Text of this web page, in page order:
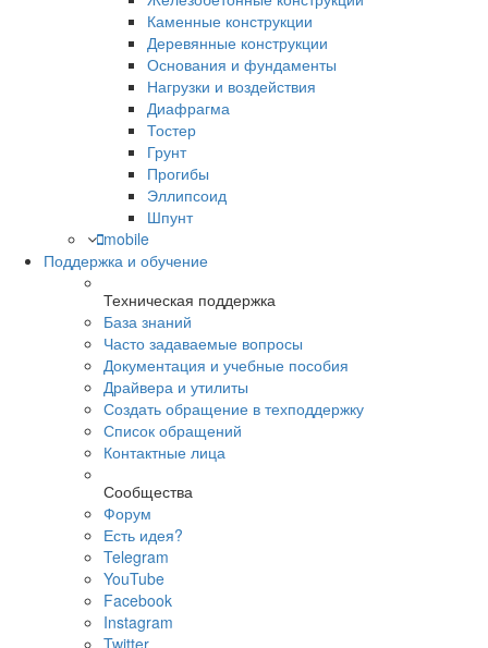
Каменные конструкции
Деревянные конструкции
Основания и фундаменты
Нагрузки и воздействия
Диафрагма
Тостер
Грунт
Прогибы
Эллипсоид
Шпунт
mobile
Поддержка и обучение
Техническая поддержка
База знаний
Часто задаваемые вопросы
Документация и учебные пособия
Драйвера и утилиты
Создать обращение в техподдержку
Список обращений
Контактные лица
Сообщества
Форум
Есть идея?
Telegram
YouTube
Facebook
Instagram
Twitter